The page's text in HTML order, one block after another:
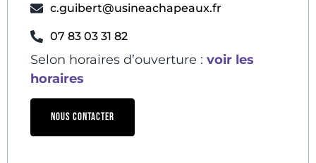
c.guibert@usineachapeaux.fr
07 83 03 31 82
Selon horaires d’ouverture : voir les
horaires
NOUS CONTACTER